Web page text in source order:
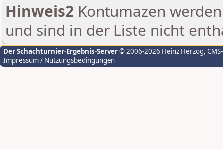
Hinweis2 Kontumazen
und sind in der Liste nicht
Der Schachturnier-Ergebnis-Server© 2006-2026 Heinz Herzog,
Impressum / Nutzungsbedingungen